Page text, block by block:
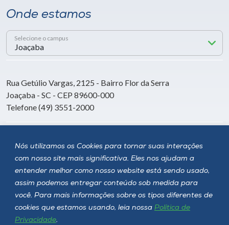
Nós utilizamos os Cookies para tornar suas interações
com nosso site mais significativa. Eles nos ajudam a
entender melhor como nosso website está sendo usado,
assim podemos entregar conteúdo sob medida para
você. Para mais informações sobre os tipos diferentes de
cookies que estamos usando, leia nossa Política de
Privacidade.
Onde estamos
Selecione o campus
Rua Getúlio Vargas, 2125 - Bairro Flor da Serra
Joaçaba - SC - CEP 89600-000
Telefone (49) 3551-2000
Siga a Unoesc